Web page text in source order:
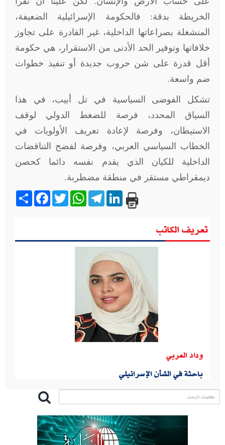
الخريطة بدقة: فالحكومة الإسرائيلية الضعيفة،
المنشغلة بصراعاتها الداخلية، غير القادرة على تجاوز
خلافاتها وتوفير الحد الأدنى من الاستقرار، هي حكومة
أقل قدرة على شن حروب جديدة أو تنفيذ خطوات
ضم واسعة.
تشكل الفوضى السياسية في تل أبيب، في هذا
السياق المحدد، فرصة للضغط الدولي لوقف
الاستيطان، وفرصة لإعادة تعريف الأولويات في
الخطاب السياسي العربي، وفرصة لفضح التناقضات
الداخلية للكيان الذي يقدم نفسه دائما كحصن
ديمقراطي مستقر في منطقة مضطربة.
Share
FacebookTwitter
WhatsApp
Telegram
LinkedIn
تعريف الكاتب
وداد العربي
باحثة في الشأن الإسرائيلي